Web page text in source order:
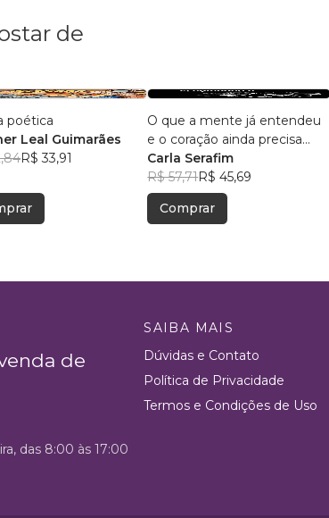
de Jesus Silva (06
de
poética
Leal Guimarães
R$ 33,91
O que a mente já entendeu
e o coração ainda precisa
aceitar
Carla Serafim
R$ 57,71R$ 45,69
Comprar
de
SAIBA MAIS
Dúvidas e Contato
Política de Privacidade
Termos e Condições de Uso
das 8:00 às 17:00